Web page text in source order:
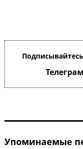
Телеграм
Упоминаемые